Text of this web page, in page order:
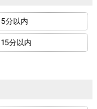
5分以内
15分以内